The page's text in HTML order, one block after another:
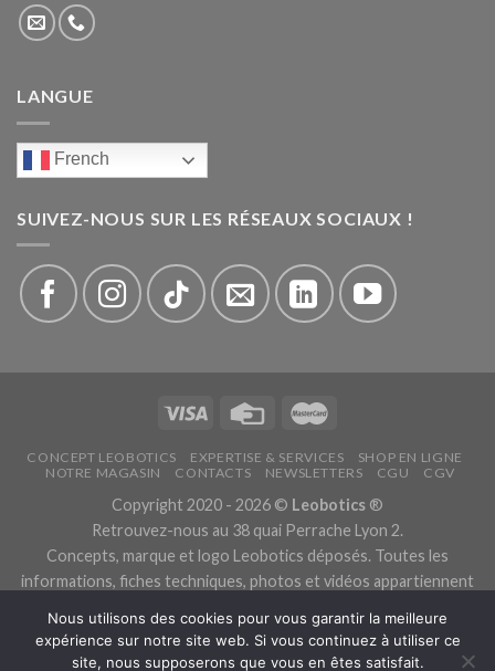
LANGUE
French
SUIVEZ-NOUS SUR LES RÉSEAUX SOCIAUX !
CONCEPT LEOBOTICS EXPERTISE & SERVICES
SHOP EN LIGNE
NOTRE MAGASIN
CONTACTS NEWSLETTERS CGU CGV
Copyright 2020 - 2026 © Leobotics ®
Retrouvez-nous au 38 quai Perrache Lyon 2.
Concepts, marque et logo Leobotics déposés. Toutes les
informations, fiches techniques, photos et vidéos appartiennent
Les traductions sont automatiques, veuillez nous excuser pour
les traductions erronées.
Nous utilisons des cookies pour vous garantir la meilleure
expérience sur notre site web. Si vous continuez à utiliser ce
site, nous supposerons que vous en êtes satisfait.